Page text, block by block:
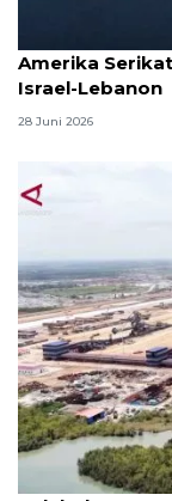
Amerika
Israel-Lebanon
28 Juni 2026